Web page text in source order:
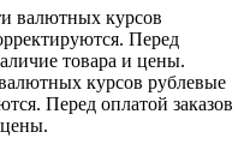
курсов рублевые
Перед оплатой заказов